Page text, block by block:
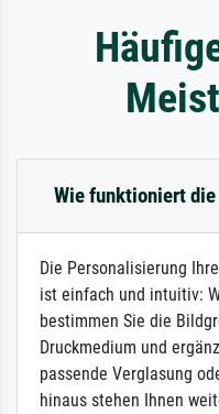
Wie funktioniert
Die Personalisierung
ist einfach und intuitiv:
bestimmen Sie die
Druckmedium und
passende Verglasung
hinaus stehen Ihnen